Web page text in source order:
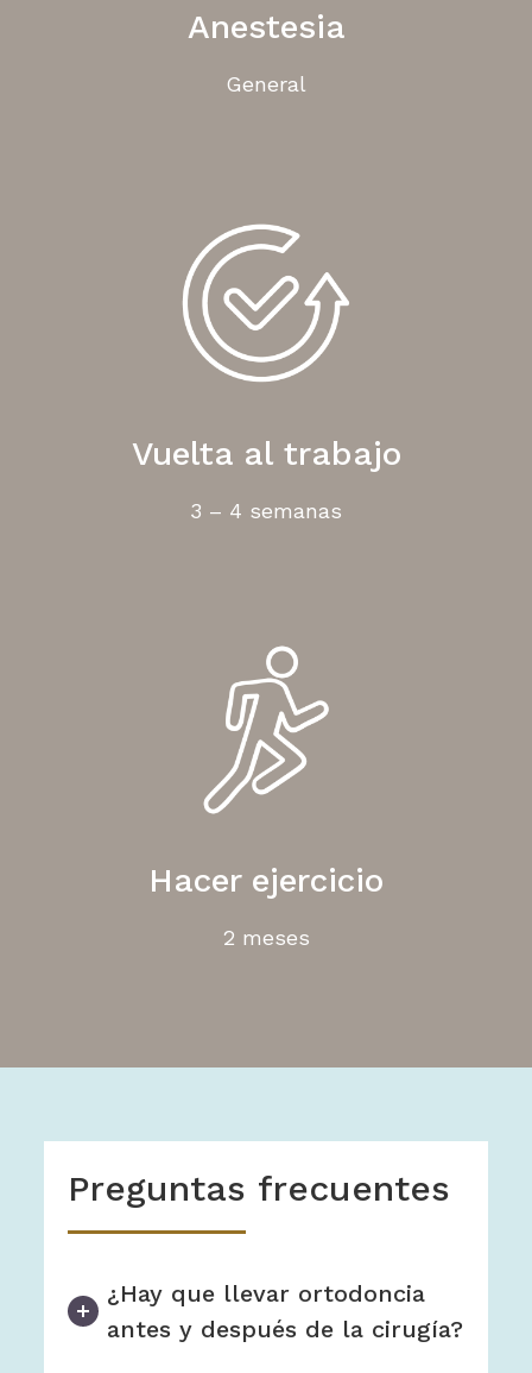
Anestesia
General
Vuelta al trabajo
3 – 4 semanas
Hacer ejercicio
2 meses
Preguntas frecuentes
¿Hay que llevar ortodoncia
antes y después de la cirugía?